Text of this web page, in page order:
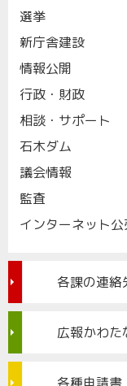
選挙
新庁舎建設
情報公開
行政・財政
相談・サポート
石木ダム
議会情報
監査
インターネット公
各課の連絡
広報かわた